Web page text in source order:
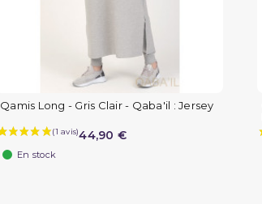
Qamis Long - Gris Clair - Qaba'il : Jersey
44,90 €
En stock